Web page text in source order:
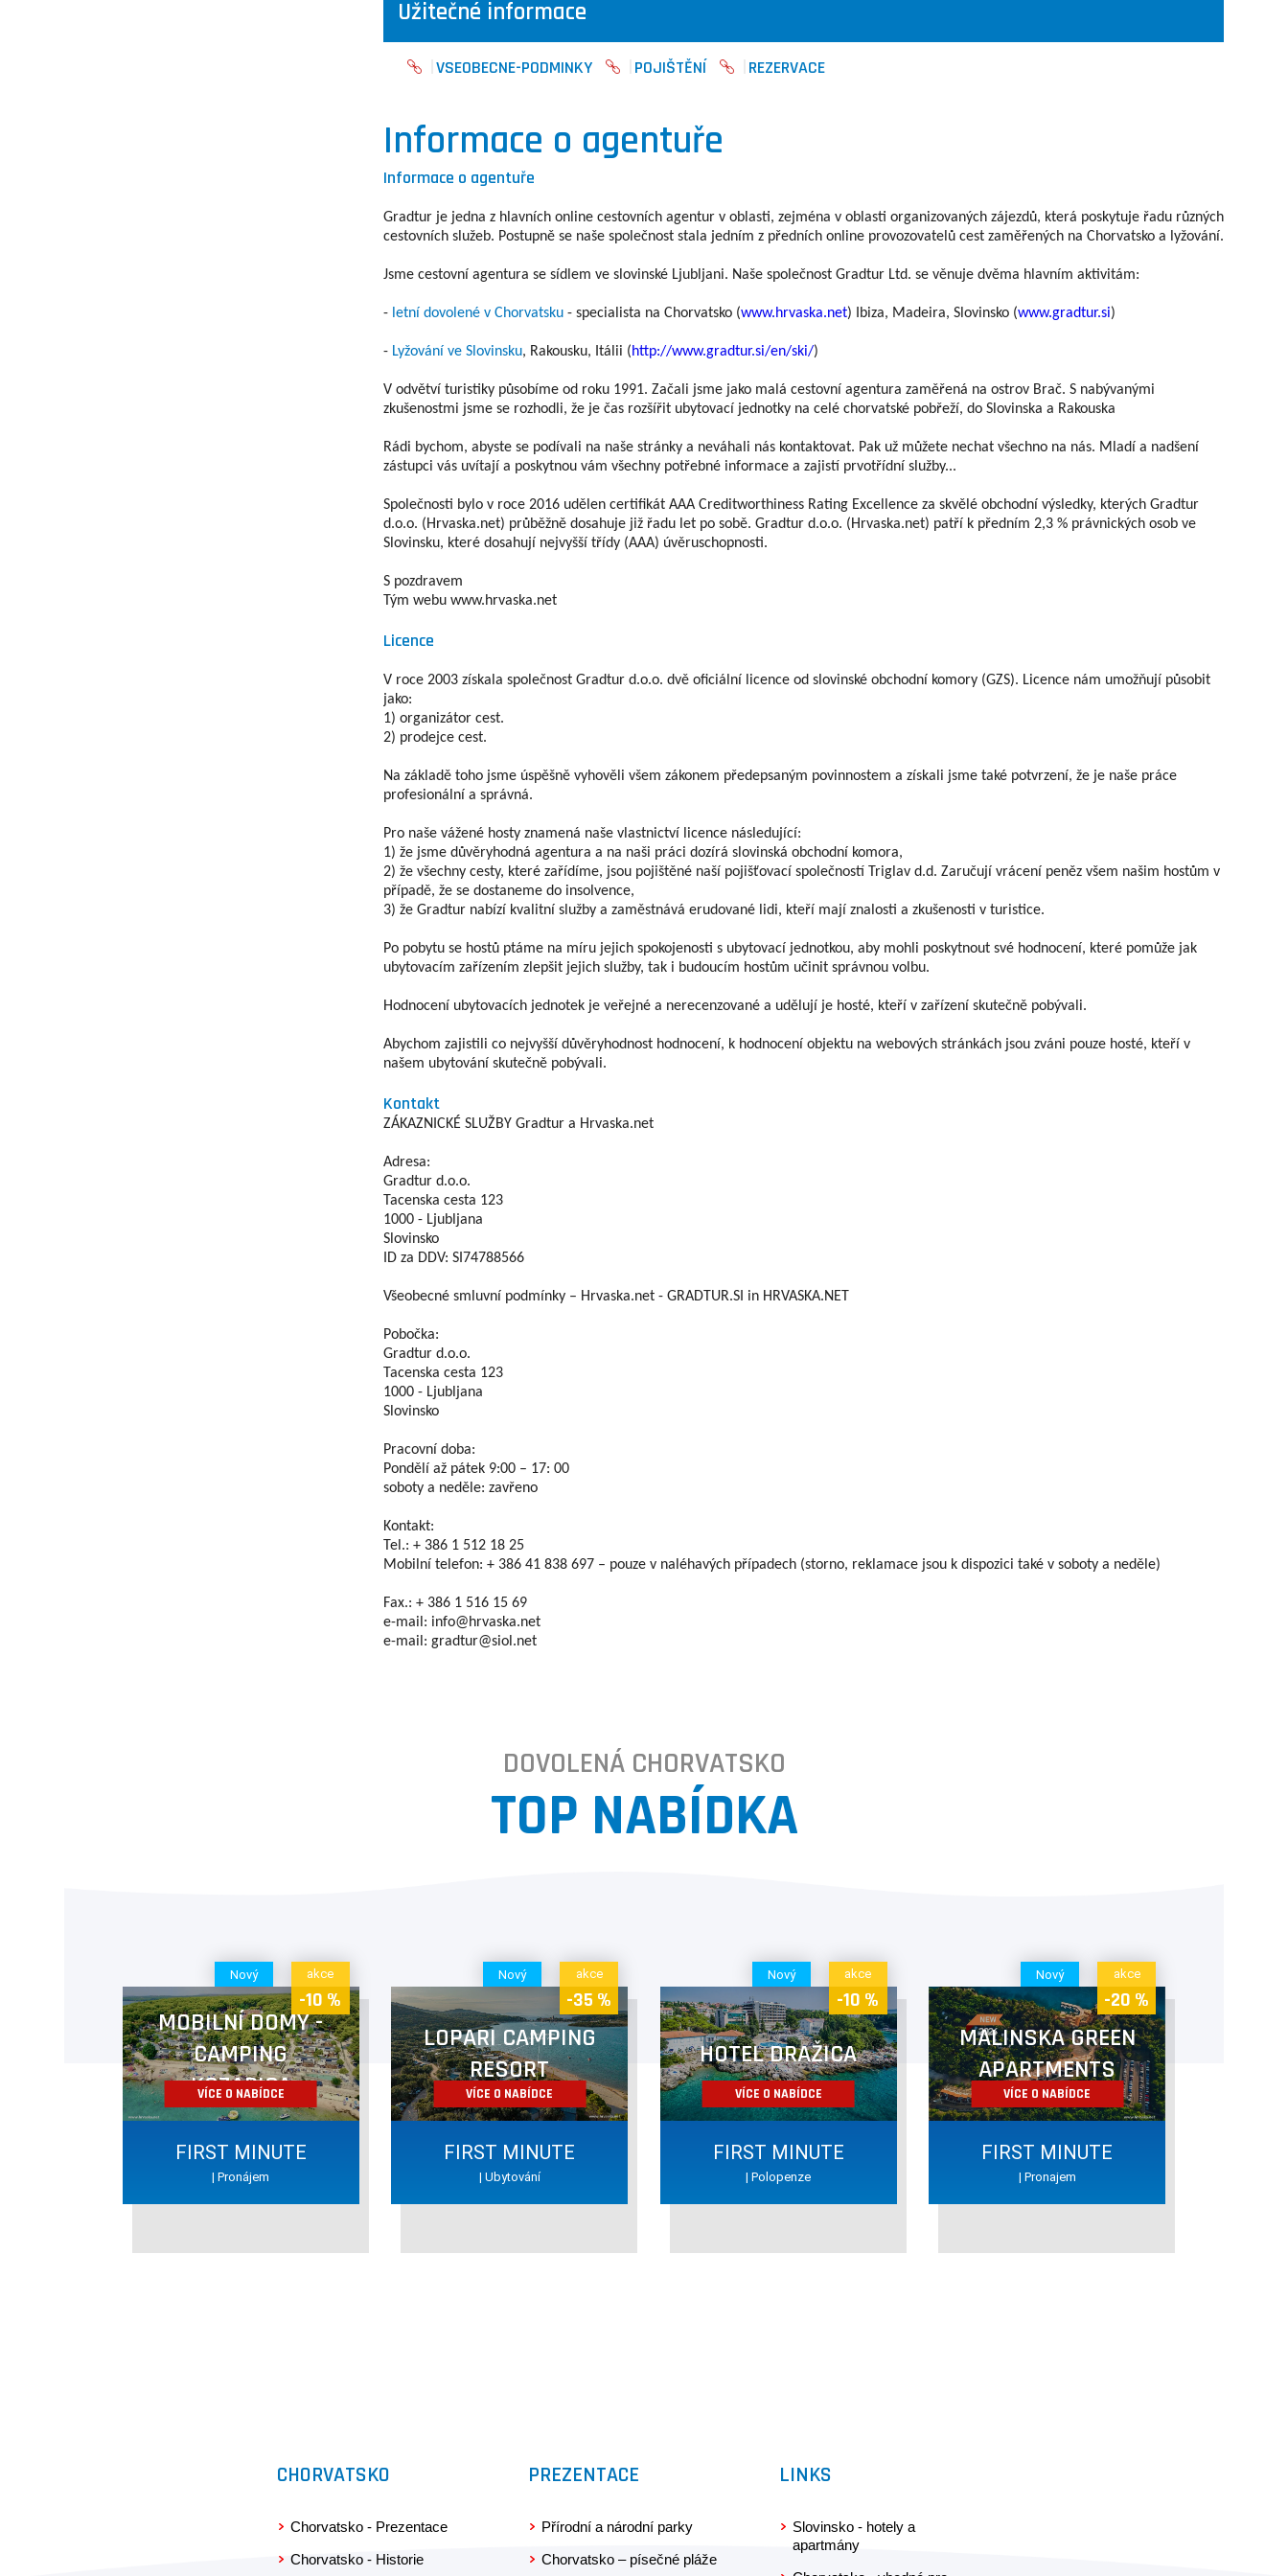
Užitečné informace
VSEOBECNE-PODMINKY POJIŠTĚNÍ REZERVACE
Informace o agentuře
Informace o agentuře
Gradtur je jedna z hlavních online cestovních agentur v oblasti, zejména v oblasti organizovaných zájezdů, která poskytuje řadu různých
cestovních služeb. Postupně se naše společnost stala jedním z předních online provozovatelů cest zaměřených na Chorvatsko a lyžování.
Jsme cestovní agentura se sídlem ve slovinské Ljubljani. Naše společnost Gradtur Ltd. se věnuje dvěma hlavním aktivitám:
- letní dovolené v Chorvatsku- specialista na Chorvatsko (www.hrvaska.net) Ibiza, Madeira, Slovinsko (www.gradtur.si)
- Lyžování ve Slovinsku, Rakousku, Itálii (http://www.gradtur.si/en/ski/)
V odvětví turistiky působíme od roku 1991. Začali jsme jako malá cestovní agentura zaměřená na ostrov Brač. S nabývanými
zkušenostmi jsme se rozhodli, že je čas rozšířit ubytovací jednotky na celé chorvatské pobřeží, do Slovinska a Rakouska
Rádi bychom, abyste se podívali na naše stránky a neváhali nás kontaktovat. Pak už můžete nechat všechno na nás. Mladí a nadšení
zástupci vás uvítají a poskytnou vám všechny potřebné informace a zajistí prvotřídní služby...
Společnosti bylo v roce 2016 udělen certifikát AAA Creditworthiness Rating Excellence za skvělé obchodní výsledky, kterých Gradtur
d.o.o. (Hrvaska.net) průběžně dosahuje již řadu let po sobě. Gradtur d.o.o. (Hrvaska.net) patří k předním 2,3 % právnických osob ve
Slovinsku, které dosahují nejvyšší třídy (AAA) úvěruschopnosti.
S pozdravem
Tým webu www.hrvaska.net
Licence
V roce 2003 získala společnost Gradtur d.o.o. dvě oficiální licence od slovinské obchodní komory (GZS). Licence nám umožňují působit
jako:
1) organizátor cest.
2) prodejce cest.
Na základě toho jsme úspěšně vyhověli všem zákonem předepsaným povinnostem a získali jsme také potvrzení, že je naše práce
profesionální a správná.
Pro naše vážené hosty znamená naše vlastnictví licence následující:
1) že jsme důvěryhodná agentura a na naši práci dozírá slovinská obchodní komora,
2) že všechny cesty, které zařídíme, jsou pojištěné naší pojišťovací společností Triglav d.d. Zaručují vrácení peněz všem našim hostům v
případě, že se dostaneme do insolvence,
3) že Gradtur nabízí kvalitní služby a zaměstnává erudované lidi, kteří mají znalosti a zkušenosti v turistice.
Po pobytu se hostů ptáme na míru jejich spokojenosti s ubytovací jednotkou, aby mohli poskytnout své hodnocení, které pomůže jak
ubytovacím zařízením zlepšit jejich služby, tak i budoucím hostům učinit správnou volbu.
Hodnocení ubytovacích jednotek je veřejné a nerecenzované a udělují je hosté, kteří v zařízení skutečně pobývali.
Abychom zajistili co nejvyšší důvěryhodnost hodnocení, k hodnocení objektu na webových stránkách jsou zváni pouze hosté, kteří v
našem ubytování skutečně pobývali.
Kontakt
ZÁKAZNICKÉ SLUŽBY Gradtur a Hrvaska.net
Adresa:
Gradtur d.o.o.
Tacenska cesta 123
1000 - Ljubljana
Slovinsko
ID za DDV: SI74788566
Všeobecné smluvní podmínky – Hrvaska.net - GRADTUR.SI in HRVASKA.NET
Pobočka:
Gradtur d.o.o.
Tacenska cesta 123
1000 - Ljubljana
Slovinsko
Pracovní doba:
Pondělí až pátek 9:00 – 17: 00
soboty a neděle: zavřeno
Kontakt:
Tel.: + 386 1 512 18 25
Mobilní telefon: + 386 41 838 697 – pouze v naléhavých případech (storno, reklamace jsou k dispozici také v soboty a neděle)
Fax.: + 386 1 516 15 69
e-mail: info@hrvaska.net
e-mail: gradtur@siol.net
DOVOLENÁ CHORVATSKO
TOP NABÍDKA
Nový akce
-10 %
MOBILNÍ DOMY -
CAMPING
KOZARICA
VÍCE O NABÍDCE
FIRST MINUTE
| Pronájem
Nový akce
-35 %
LOPARI CAMPING
RESORT
VÍCE O NABÍDCE
FIRST MINUTE
| Ubytování
Nový akce
-10 %
HOTEL DRAŽICA
VÍCE O NABÍDCE
FIRST MINUTE
| Polopenze
Nový akce
-20 %
MALINSKA GREEN
APARTMENTS
VÍCE O NABÍDCE
FIRST MINUTE
| Pronajem
CHORVATSKO
Chorvatsko - Prezentace
Chorvatsko - Historie
PREZENTACE
Přírodní a národní parky
Chorvatsko – písečné pláže
LINKS
Slovinsko - hotely a
apartmány